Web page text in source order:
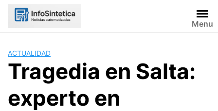
Skip
Menu
ACTUALIDAD
Tragedia en Salta:
experto en